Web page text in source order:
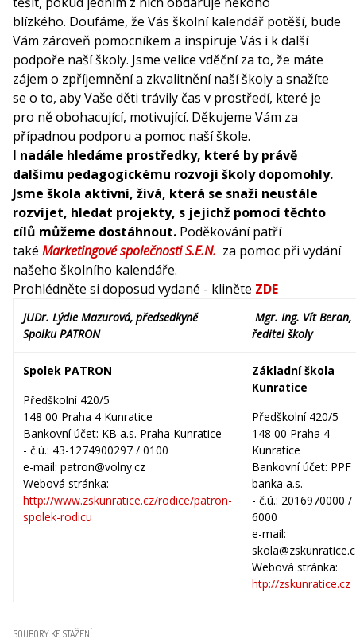
blízkého. Doufáme, že Vás školní kalendář potěší, bude
Vám zároveň pomocníkem a inspiruje Vás i k další
podpoře naší školy. Jsme velice vděční za to, že máte
zájem o zpříjemnění a zkvalitnění naší školy a snažíte
se o to, aby Vaše děti trávily čas v prostředí, které je
pro ně obohacující, motivující. Děkujeme Vám za
případnou podporu a pomoc naší škole.
I nadále hledáme prostředky, které by právě
dalšímu pedagogickému rozvoji školy dopomohly.
Jsme škola aktivní, živá, která se snaží neustále
rozvíjet, hledat projekty, s jejichž pomocí těchto
cílů můžeme dostáhnout. Poděkování patří
také Marketingové společnosti S.E.N. za pomoc při vydání
našeho školního kalendáře.
Prohlédněte si doposud vydané - kliněte ZDE
JUDr. Lýdie Mazurová, předsedkyně
Spolku PATRON
Mgr. Ing. Vít Beran,
ředitel školy
Spolek PATRON
Předškolní 420/5
148 00 Praha 4 Kunratice
Bankovní účet: KB a.s. Praha Kunratice
- č.ú.: 43-1274900297 / 0100
e-mail: patron@volny.cz
Webová stránka:
http://www.zskunratice.cz/rodice/patron-
spolek-rodicu
Základní škola
Kunratice
Předškolní 420/5
148 00 Praha 4
Kunratice
Bankovní účet: PPF
banka a.s.
- č.ú.: 2016970000 /
6000
e-mail:
Webová stránka:
htp://zskunratice.cz
SOUBORY KE STAŽENÍ